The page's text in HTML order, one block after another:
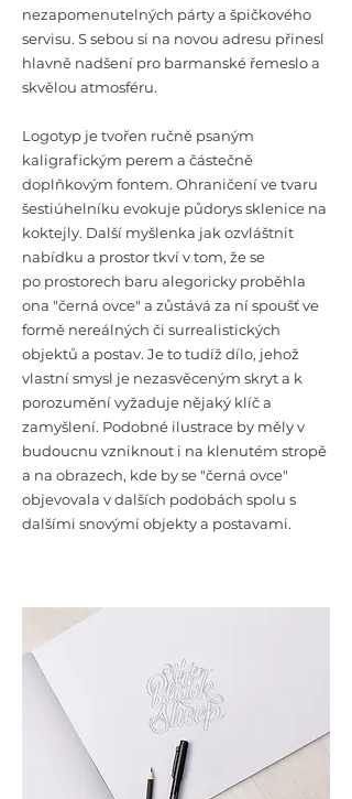
nezapomenutelných párty a špičkového
servisu. S sebou si na novou adresu přinesl
hlavně nadšení pro barmanské řemeslo a
skvělou atmosféru.
Logotyp je tvořen ručně psaným
kaligrafickým perem a částečně
doplňkovým fontem. Ohraničení ve tvaru
šestiúhelníku evokuje půdorys sklenice na
koktejly. Další myšlenka jak ozvláštnit
nabídku a prostor tkví v tom, že se
po prostorech baru alegoricky proběhla
ona "černá ovce" a zůstává za ní spoušť ve
formě nereálných či surrealistických
objektů a postav. Je to tudíž dílo, jehož
vlastní smysl je nezasvěceným skryt a k
porozumění vyžaduje nějaký klíč a
zamyšlení. Podobné ilustrace by měly v
budoucnu vzniknout i na klenutém stropě
a na obrazech, kde by se "černá ovce"
objevovala v dalších podobách spolu s
dalšími snovými objekty a postavami.